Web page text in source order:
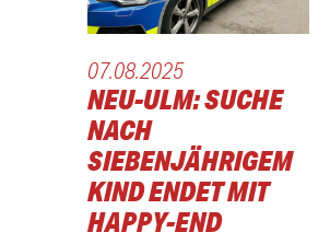
07.08.2025
NEU-ULM: SUCHE
NACH
SIEBENJÄHRIGEM
KIND ENDET MIT
HAPPY-END